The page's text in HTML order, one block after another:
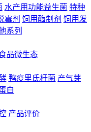
水产用功能益生菌 特种
霉剂 饲用酶制剂 饲用发
系列
品微生态
鸭疫里氏杆菌 产气芽
白
产品评价